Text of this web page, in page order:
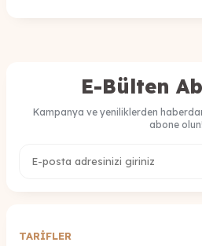
E-Bülten
Kampanya ve yeniliklerden
abone olun!
TARİFLER